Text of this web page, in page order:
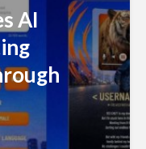
AI